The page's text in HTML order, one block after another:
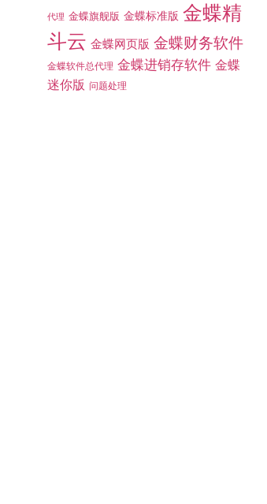
代理 金蝶旗舰版 金蝶标准版 金蝶精
斗云 金蝶网页版 金蝶财务软件
金蝶软件总代理 金蝶进销存软件 金蝶
迷你版 问题处理